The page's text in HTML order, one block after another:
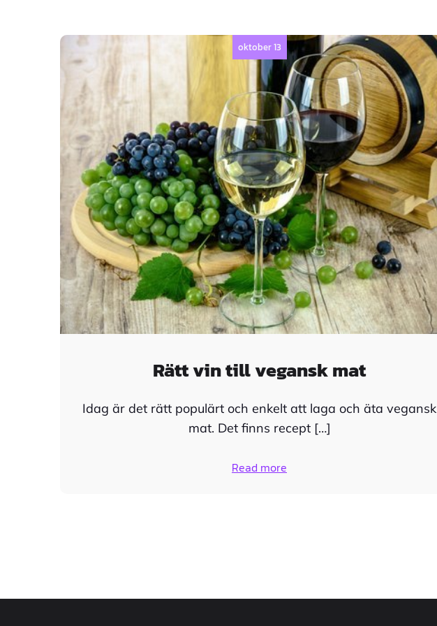
oktober 13
Rätt vin till vegansk mat
Idag är det rätt populärt och enkelt att laga och äta vegansk
mat. Det finns recept […]
Read more